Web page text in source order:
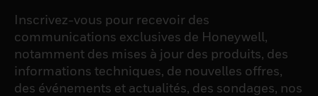
Inscrivez-vous pour recevoir des
communications exclusives de Honeywell,
notamment des mises à jour des produits, des
informations techniques, de nouvelles offres,
des événements et actualités, des sondages, nos